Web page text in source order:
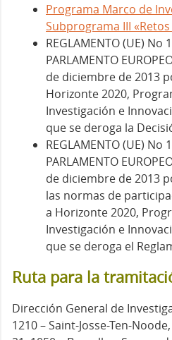
Programa Marco de
Subprograma III
REGLAMENTO (UE) No
PARLAMENTO
de diciembre de 2013
Horizonte 2020,
Investigación e
que se deroga la
REGLAMENTO (UE) No
PARLAMENTO
de diciembre de 2013
las normas de
a Horizonte 2020,
Investigación e
que se deroga el
Ruta para la
Dirección General de
1210 – Saint-Josse-Ten-